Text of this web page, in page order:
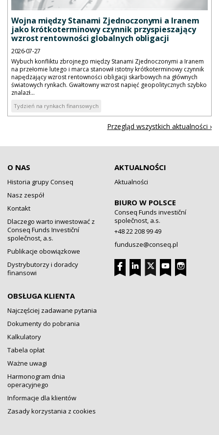
Wojna między Stanami Zjednoczonymi a Iranem
jako krótkoterminowy czynnik przyspieszający
wzrost rentowności globalnych obligacji
2026-07-27
Wybuch konfliktu zbrojnego między Stanami Zjednoczonymi a Iranem
na przełomie lutego i marca stanowił istotny krótkoterminowy czynnik
napędzający wzrost rentowności obligacji skarbowych na głównych
światowych rynkach. Gwałtowny wzrost napięć geopolitycznych szybko
znalazł...
Tydzień na rynkach finansowych
Przegląd wszystkich aktualności ›
O NAS
Historia grupy Conseq
Nasz zespół
Kontakt
Dlaczego warto inwestować z
Conseq Funds Investiční
společnost, a.s.
Publikacje obowiązkowe
Dystrybutorzy i doradcy
finansowi
OBSŁUGA KLIENTA
Najczęściej zadawane pytania
Dokumenty do pobrania
Kalkulatory
Tabela opłat
Ważne uwagi
Harmonogram dnia
operacyjnego
Informacje dla klientów
Zasady korzystania z cookies
AKTUALNOŚCI
Aktualności
BIURO W POLSCE
Conseq Funds investiční
společnost, a.s.
+48 22 208 99 49
fundusze@conseq.pl